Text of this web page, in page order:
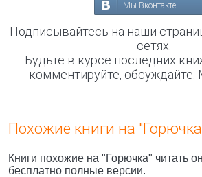
Мы Вконтакте
Подписывайтесь на наши
сетях.
Будьте в курсе последних
комментируйте,
Похожие книги на
Книги похожие на "Горючка" читать
бесплатно полные версии.